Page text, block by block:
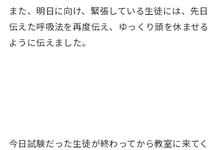
また、明日に向け、緊張している生徒には、先日
伝えた呼吸法を再度伝え、ゆっくり頭を休ませる
ように伝えました。
今日試験だった生徒が終わってから教室に来てく